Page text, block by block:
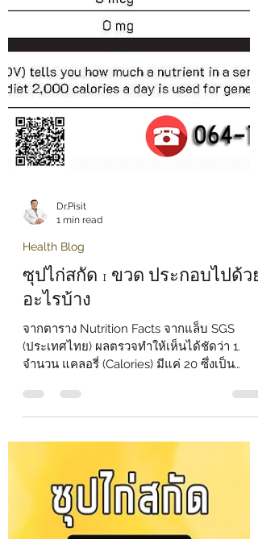
Dr.Pisit
1 min read
Health Blog
ซุปไก่สกัด 1 ขวด ประกอบไปด้วย
อะไรบ้าง
จากตาราง Nutrition Facts จากแล็บ SGS
จำนวน แคลอรี่ (Calories) มีแค่ 20 ซึ่งเป็น
จำนวนที่น้อยมาก...